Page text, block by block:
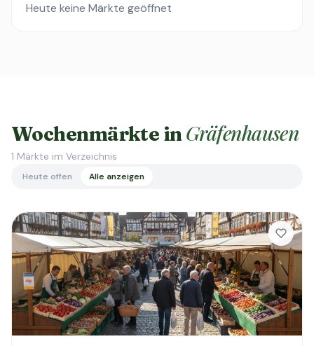
Heute keine Märkte geöffnet
Wochenmärkte inGräfenhausen
1 Märkte im Verzeichnis
Heute offen Alle anzeigen